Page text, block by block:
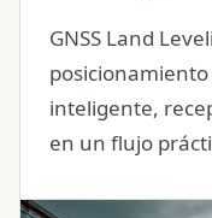
GNSS Land
posicionamiento
inteligente,
en un flujo